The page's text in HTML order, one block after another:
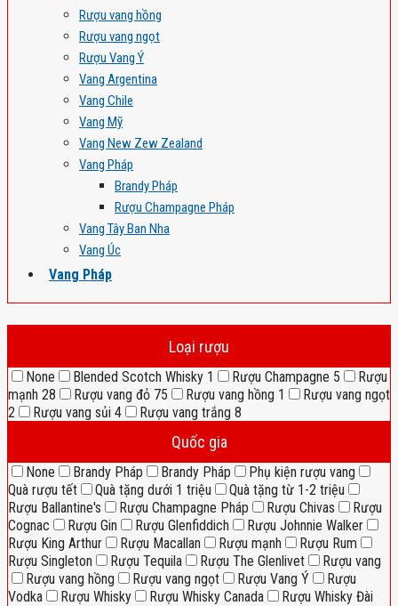
Rượu vang hồng
Rượu vang ngọt
Rượu Vang Ý
Vang Argentina
Vang Chile
Vang Mỹ
Vang New Zew Zealand
Vang Pháp
Brandy Pháp
Rượu Champagne Pháp
Vang Tây Ban Nha
Vang Úc
Vang Pháp
Loại rượu
None Blended Scotch Whisky 1 Rượu Champagne 5
Rượu
mạnh 28 Rượu vang đỏ 75 Rượu vang hồng 1
Rượu vang ngọt
2
Rượu vang sủi 4 Rượu vang trắng 8
Quốc gia
None Brandy Pháp Brandy Pháp
Phụ kiện rượu vang
Quà rượu tết
Quà tặng dưới 1 triệu
Quà tặng từ 1-2 triệu
Rượu Ballantine's
Rượu Champagne Pháp Rượu Chivas
Rượu
Cognac
Rượu Gin Rượu Glenfiddich
Rượu Johnnie Walker
Rượu King Arthur
Rượu Macallan Rượu mạnh
Rượu Rum
Rượu Singleton
Rượu Tequila Rượu The Glenlivet
Rượu vang
Rượu vang hồng
Rượu vang ngọt Rượu Vang Ý
Rượu
Vodka
Rượu Whisky Rượu Whisky Canada Rượu Whisky Đài